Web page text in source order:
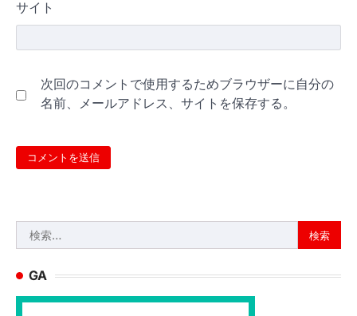
サイト
次回のコメントで使用するためブラウザーに自分の
名前、メールアドレス、サイトを保存する。
索:
GA